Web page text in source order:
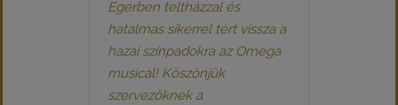
Egerben teltházzal és
hatalmas sikerrel tért vissza a
hazai színpadokra az Omega
musical! Köszönjük
szervezőknek a